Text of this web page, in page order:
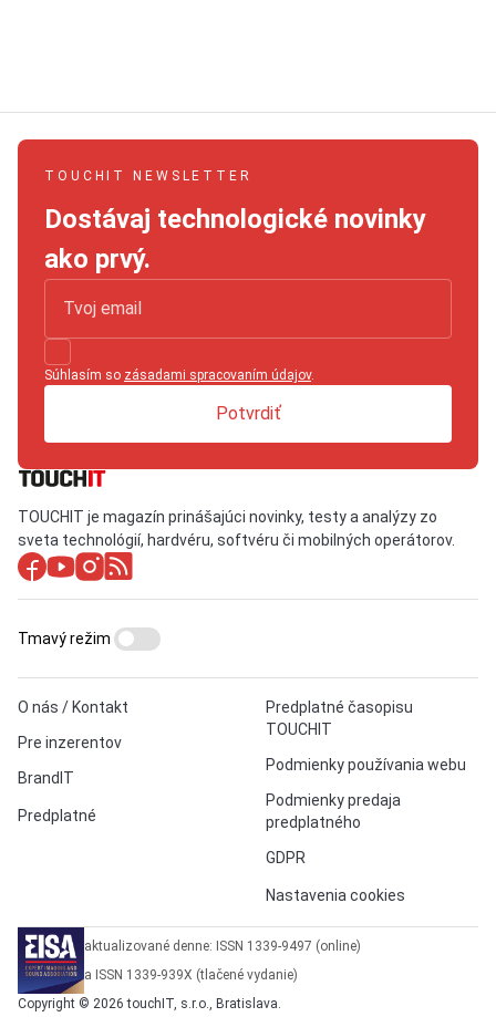
TOUCHIT NEWSLETTER
Dostávaj technologické novinky
ako prvý.
Súhlasím so zásadami spracovaním údajov.
Potvrdiť
TOUCHIT je magazín prinášajúci novinky, testy a analýzy zo
sveta technológií, hardvéru, softvéru či mobilných operátorov.
O nás / Kontakt
Pre inzerentov
BrandIT
Predplatné
Predplatné časopisu
TOUCHIT
Podmienky používania webu
Podmienky predaja
predplatného
GDPR
Nastavenia cookies
Tmavý režim
aktualizované denne: ISSN 1339-9497 (online)
a ISSN 1339-939X (tlačené vydanie)
Copyright © 2026 touchIT, s.r.o., Bratislava.